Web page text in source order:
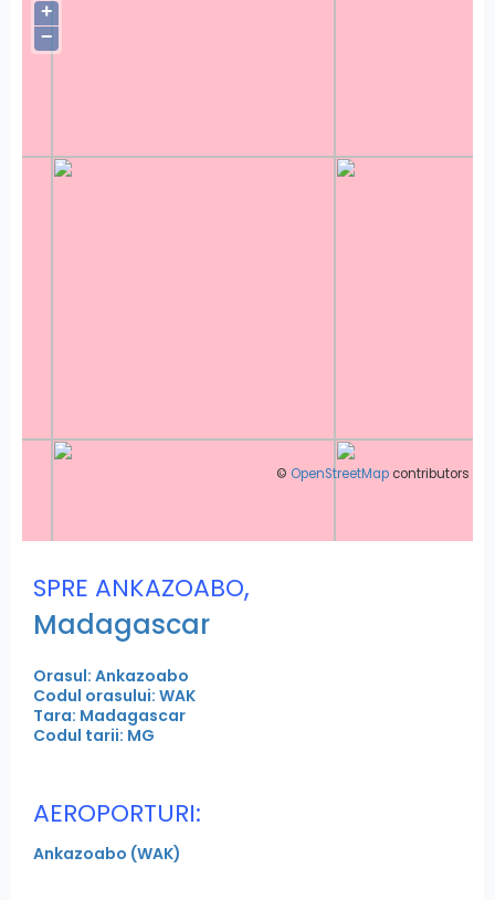
+
−
© OpenStreetMap contributors
SPRE ANKAZOABO,
Madagascar
Orasul: Ankazoabo
Codul orasului: WAK
Tara: Madagascar
Codul tarii: MG
AEROPORTURI:
Ankazoabo (WAK)